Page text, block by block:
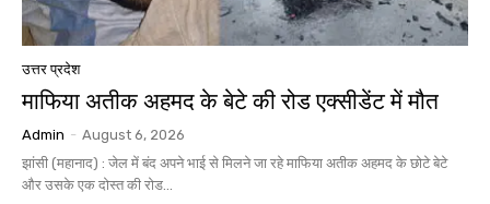
उत्तर प्रदेश
माफिया अतीक अहमद के बेटे की रोड एक्सीडेंट में मौत
Admin - August 6, 2026
झांसी (महानाद) : जेल में बंद अपने भाई से मिलने जा रहे माफिया अतीक अहमद के छोटे बेटे
और उसके एक दोस्त की रोड...